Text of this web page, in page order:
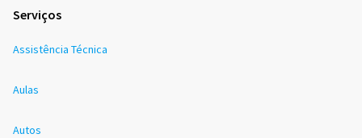
Serviços
Assistência Técnica
Aulas
Autos